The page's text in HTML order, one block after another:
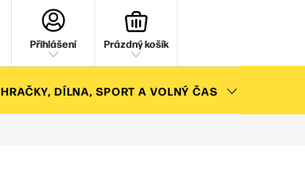
Přihlášení Prázdný košík
HRAČKY, DÍLNA, SPORT A VOLNÝ ČAS